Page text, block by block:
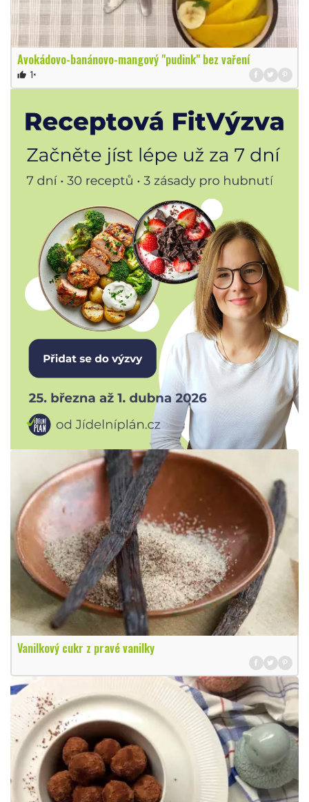
Avokádovo-banánovo-mangový "pudink" bez vaření
thumb_up 1×
Vanilkový cukr z pravé vanilky